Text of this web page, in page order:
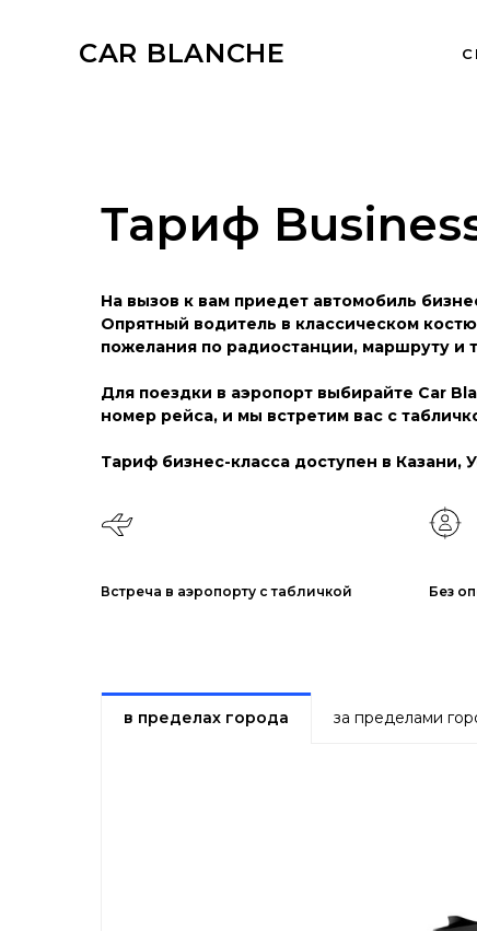
CAR BLANCHE
Тариф
На вызов к вам приедет автомобиль
Опрятный водитель в классическом
пожелания по радиостанции, маршруту и
Для поездки в аэропорт выбирайте Car
номер рейса, и мы встретим вас с
Тариф бизнес-класса доступен в Казани,
Встреча в аэропорту с табличкой Без
в пределах города за пределами